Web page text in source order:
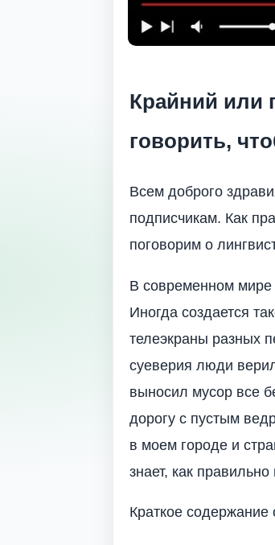
Крайний или
говорить,
Всем доброго
подписчикам. Как
поговорим о
В современном мире
Иногда создается
телеэкраны разных
суеверия люди
выносил мусор все
дорогу с пустым
в моем городе и
знает, как
Краткое содержание